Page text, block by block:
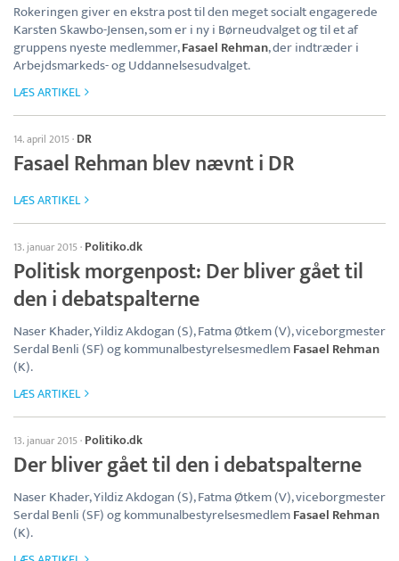
Rokeringen giver en ekstra post til den meget socialt engagerede
Karsten Skawbo-Jensen, som er i ny i Børneudvalget og til et af
gruppens nyeste medlemmer,Fasael Rehman, der indtræder i
Arbejdsmarkeds- og Uddannelsesudvalget.
LÆS ARTIKEL
14. april 2015· DR
Fasael Rehman blev nævnt i DR
LÆS ARTIKEL
13. januar 2015· Politiko.dk
Politisk morgenpost: Der bliver gået til
den i debatspalterne
Naser Khader, Yildiz Akdogan (S), Fatma Øtkem (V), viceborgmester
Serdal Benli (SF) og kommunalbestyrelsesmedlemFasael Rehman
(K).
LÆS ARTIKEL
13. januar 2015· Politiko.dk
Der bliver gået til den i debatspalterne
Naser Khader, Yildiz Akdogan (S), Fatma Øtkem (V), viceborgmester
Serdal Benli (SF) og kommunalbestyrelsesmedlemFasael Rehman
(K).